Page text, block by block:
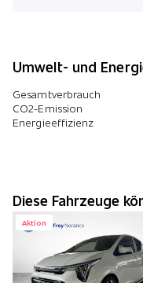
Umwelt- und
Gesamtverbrauch
CO2-Emission
Energieeffizienz
Diese Fahrzeuge
Aktion